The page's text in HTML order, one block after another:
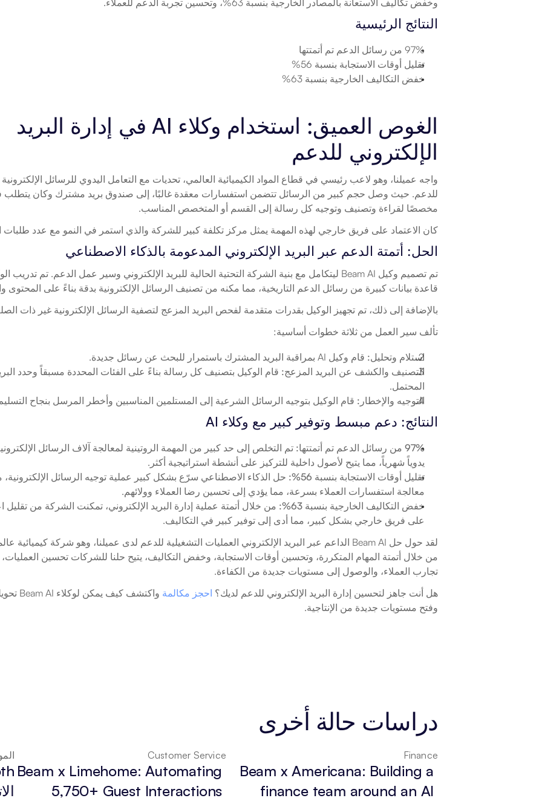
وخفض تكاليف الاستعانة بالمصادر الخارجية بنسبة 63%، وتحسين تجربة الدعم للعملاء.
النتائج الرئيسية
97% من رسائل الدعم تم أتمتتها
تقليل أوقات الاستجابة بنسبة 56%
خفض التكاليف الخارجية بنسبة 63%
الإلكتروني للدعم
مخصصًا لقراءة وتصنيف وتوجيه كل رسالة إلى القسم أو المتخصص المناسب.
كان الاعتماد على فريق خارجي لهذه المهمة يمثل مركز تكلفة كبير للشركة والذي استمر في النمو مع عدد طلبات
الحل: أتمتة الدعم عبر البريد الإلكتروني المدعومة بالذكاء الاصطناعي
قاعدة بيانات كبيرة من رسائل الدعم التاريخية، مما مكنه من تصنيف الرسائل الإلكترونية بدقة بناءً على المحتوى
بالإضافة إلى ذلك، تم تجهيز الوكيل بقدرات متقدمة لفحص البريد المزعج لتصفية الرسائل الإلكترونية غير ذات
تألف سير العمل من ثلاثة خطوات أساسية:
استلام وتحليل: قام وكيل AI بمراقبة البريد المشترك باستمرار للبحث عن رسائل جديدة.
التصنيف والكشف عن البريد المزعج:
المحتمل.
التوجيه والإخطار: قام الوكيل بتوجيه الرسائل الشرعية إلى المستلمين المناسبين وأخطر المرسل بنجاح
النتائج: دعم مبسط وتوفير كبير مع وكلاء AI
97% من رسائل الدعم تم أتمتتها:
يدوياً شهرياً، مما يتيح لأصول داخلية للتركيز على أنشطة استراتيجية أكثر.
تقليل أوقات الاستجابة بنسبة 56%:
معالجة استفسارات العملاء بسرعة، مما يؤدي إلى تحسين رضا العملاء وولائهم.
خفض التكاليف الخارجية بنسبة 63%:
على فريق خارجي بشكل كبير، مما أدى إلى توفير كبير في التكاليف.
تجارب العملاء، والوصول إلى مستويات جديدة من الكفاءة.
هل أنت جاهز لتحسين إدارة البريد الإلكتروني للدعم لديك؟ احجز مكالمة
وفتح مستويات جديدة من الإنتاجية.
دراسات حالة أخرى
Finance
Beam x Americana: Building a
finance team around an AI
Customer Service
Beam x Limehome: Automating
5,750+ Guest Interactions